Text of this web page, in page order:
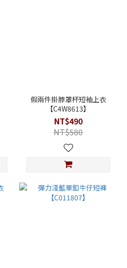
假兩件掛脖罩杯短袖上衣
【C4W8613】
NT$490
NT$580